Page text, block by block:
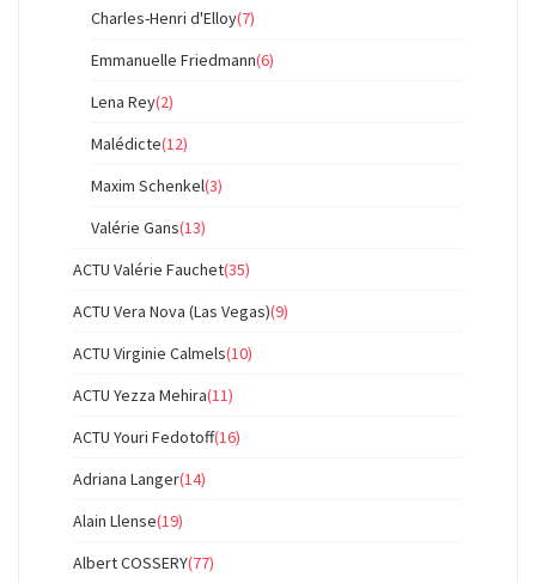
Charles-Henri d'Elloy(7)
Emmanuelle Friedmann(6)
Lena Rey(2)
Malédicte(12)
Maxim Schenkel(3)
Valérie Gans(13)
ACTU Valérie Fauchet(35)
ACTU Vera Nova (Las Vegas)(9)
ACTU Virginie Calmels(10)
ACTU Yezza Mehira(11)
ACTU Youri Fedotoff(16)
Adriana Langer(14)
Alain Llense(19)
Albert COSSERY(77)